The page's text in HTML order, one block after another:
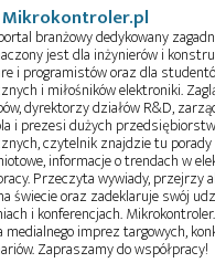
Mikrokontroler.pl
branżowy dedykowany
jest dla inżynierów i
i programistów oraz dla
i miłośników elektroniki.
dyrektorzy działów R&D,
i prezesi dużych
czytelnik znajdzie tu
informacje o trendach w
Przeczyta wywiady, przejrzy
świecie oraz zadeklaruje swój
i konferencjach.
medialnego imprez targowych,
Zapraszamy do współpracy!